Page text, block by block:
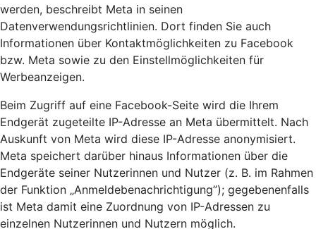
werden, beschreibt Meta in seinen
Datenverwendungsrichtlinien. Dort finden Sie auch
Informationen über Kontaktmöglichkeiten zu Facebook
bzw. Meta sowie zu den Einstellmöglichkeiten für
Werbeanzeigen.
Beim Zugriff auf eine Facebook-Seite wird die Ihrem
Endgerät zugeteilte IP-Adresse an Meta übermittelt. Nach
Auskunft von Meta wird diese IP-Adresse anonymisiert.
Meta speichert darüber hinaus Informationen über die
Endgeräte seiner Nutzerinnen und Nutzer (z. B. im Rahmen
der Funktion „Anmeldebenachrichtigung”); gegebenenfalls
ist Meta damit eine Zuordnung von IP-Adressen zu
einzelnen Nutzerinnen und Nutzern möglich.